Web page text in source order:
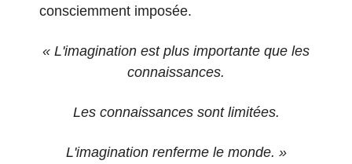
consciemment imposée.
« L'imagination est plus importante que les
connaissances.
Les connaissances sont limitées.
L'imagination renferme le monde. »